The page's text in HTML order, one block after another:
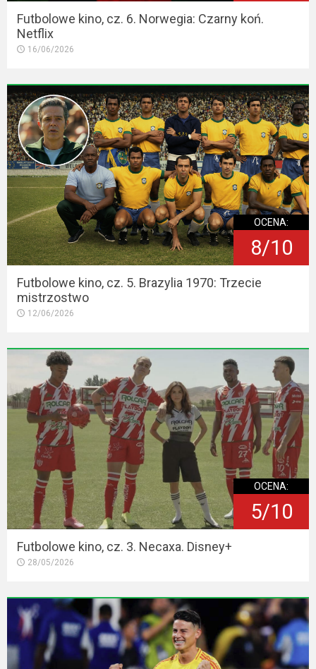
Futbolowe kino, cz. 6. Norwegia: Czarny koń.
Netflix
16/06/2026
OCENA:
8/10
Futbolowe kino, cz. 5. Brazylia 1970: Trzecie
mistrzostwo
12/06/2026
OCENA:
5/10
Futbolowe kino, cz. 3. Necaxa. Disney+
28/05/2026